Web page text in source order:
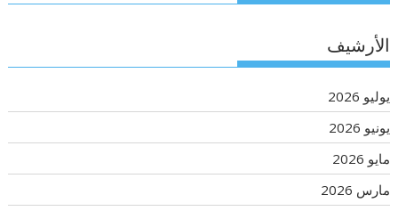
الأرشيف
يوليو 2026
يونيو 2026
مايو 2026
مارس 2026